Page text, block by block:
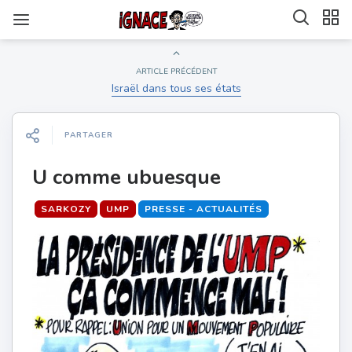
ARTICLE PRÉCÉDENT
Israël dans tous ses états
PARTAGER
U comme ubuesque
SARKOZY UMP PRESSE - ACTUALITÉS